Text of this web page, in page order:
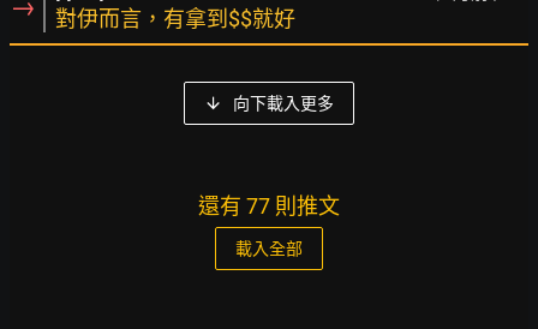
→ 對伊而言，有拿到$$就好
向下載入更多
還有 77 則推文
載入全部